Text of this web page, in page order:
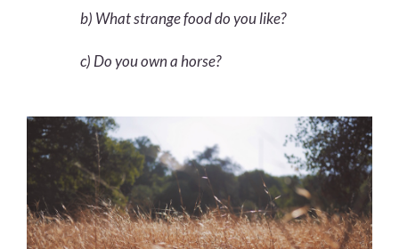
b) What strange food do you like?
c) Do you own a horse?